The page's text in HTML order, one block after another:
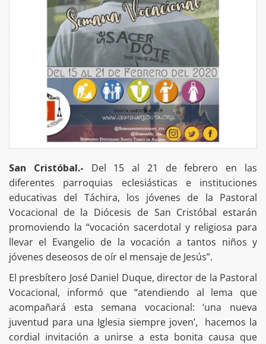
San Cristóbal.- Del 15 al 21 de febrero en las
diferentes parroquias eclesiásticas e instituciones
educativas del Táchira, los jóvenes de la Pastoral
Vocacional de la Diócesis de San Cristóbal estarán
promoviendo la “vocación sacerdotal y religiosa para
llevar el Evangelio de la vocación a tantos niños y
jóvenes deseosos de oír el mensaje de Jesús”.
El presbítero José Daniel Duque, director de la Pastoral
Vocacional, informó que “atendiendo al lema que
acompañará esta semana vocacional: ‘una nueva
juventud para una Iglesia siempre joven’, hacemos la
cordial invitación a unirse a esta bonita causa que